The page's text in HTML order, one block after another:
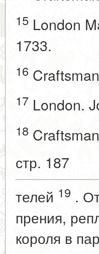
15 London
1733.
16
17 London.
18
стр. 187
телей 19 .
прения,
короля в